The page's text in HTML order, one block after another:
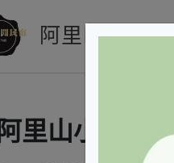
阿里山小木
阿里山小木屋